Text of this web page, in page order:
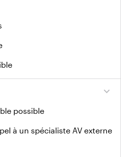
expand_more
possible
à un spécialiste AV externe